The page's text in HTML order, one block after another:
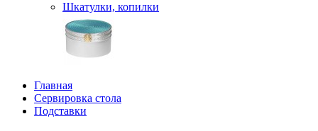
Шкатулки, копилки
Главная
Сервировка стола
Подставки